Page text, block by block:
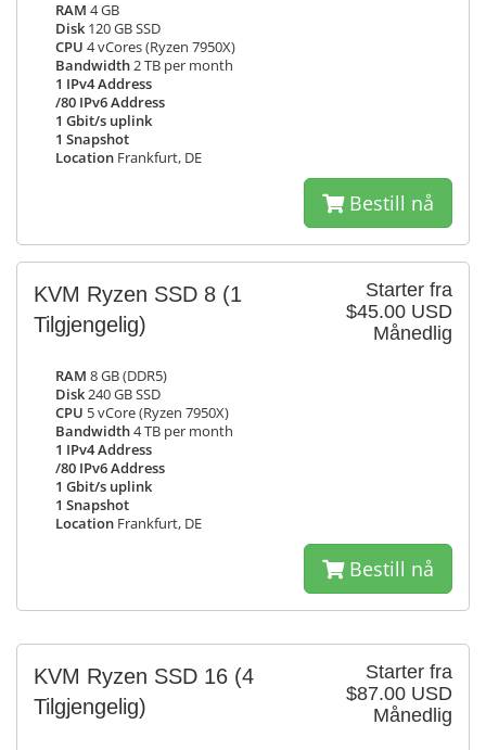
RAM 4 GB
Disk 120 GB SSD
CPU 4 vCores (Ryzen 7950X)
Bandwidth2 TB per month
1 IPv4 Address
/80 IPv6 Address
1 Gbit/s uplink
1 Snapshot
Location Frankfurt, DE
Bestill nå
Starter fra
$45.00 USD
Månedlig
KVM Ryzen SSD 8 (1
Tilgjengelig)
RAM 8 GB (DDR5)
Disk240 GB SSD
CPU 5 vCore (Ryzen 7950X)
Bandwidth4 TB per month
1 IPv4 Address
/80 IPv6 Address
1 Gbit/s uplink
1 Snapshot
Location Frankfurt, DE
Bestill nå
Starter fra
$87.00 USD
Månedlig
KVM Ryzen SSD 16 (4
Tilgjengelig)